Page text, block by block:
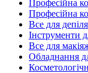
Професійна
Професійна
Все для
Інструменти
Все для
Обладнання